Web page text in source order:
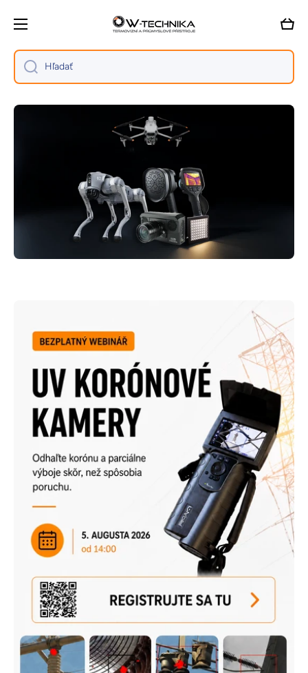
Preskočiť na obsah
Košík
Hľadať